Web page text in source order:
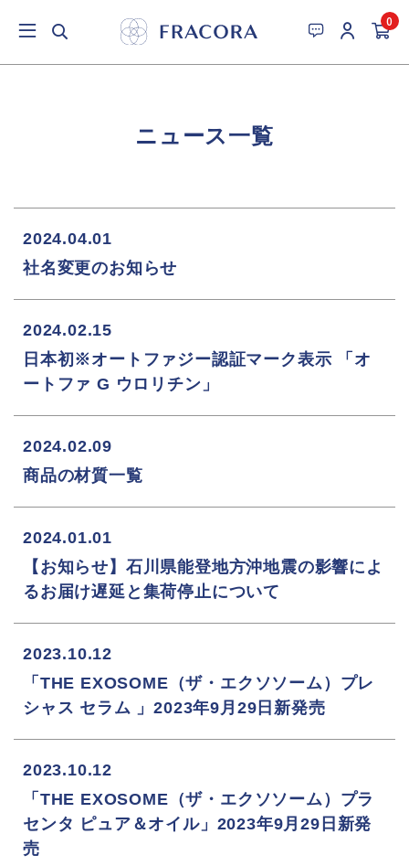
0
ニュース一覧
2024.04.01
社名変更のお知らせ
2024.02.15
日本初※オートファジー認証マーク表示 「オ
ートファ G ウロリチン」
2024.02.09
商品の材質一覧
2024.01.01
【お知らせ】石川県能登地方沖地震の影響によ
るお届け遅延と集荷停止について
2023.10.12
「THE EXOSOME（ザ・エクソソーム）プレ
シャス セラム 」2023年9月29日新発売
2023.10.12
「THE EXOSOME（ザ・エクソソーム）プラ
センタ ピュア＆オイル」2023年9月29日新発
売